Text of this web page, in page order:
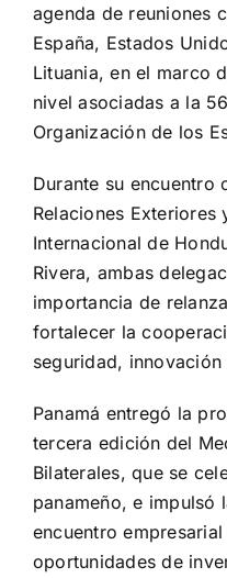
agenda de reuniones
España, Estados
Lituania, en el marco
nivel asociadas a la
Organización de los
Durante su encuentro
Relaciones Exteriores
Internacional de
Rivera, ambas
importancia de
fortalecer la
seguridad,
Panamá entregó la
tercera edición del
Bilaterales, que se
panameño, e impulsó
encuentro
oportunidades de